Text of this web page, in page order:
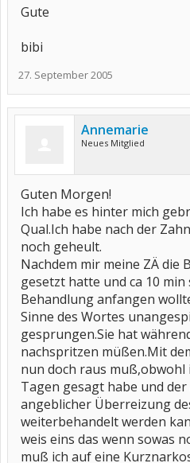
Gute
bibi
27. September 2005
Annemarie
Neues Mitglied
Guten Morgen!
Ich habe es hinter mich
Qual.Ich habe nach der
noch geheult.
Nachdem mir meine ZÄ die
gesetzt hatte und ca 10
Behandlung anfangen
Sinne des Wortes
gesprungen.Sie hat
nachspritzen müßen.Mit
nun doch raus muß,obwohl
Tagen gesagt habe und
angeblicher Überreizung
weiterbehandelt werden
weis eins das wenn sowas
muß ich auf eine